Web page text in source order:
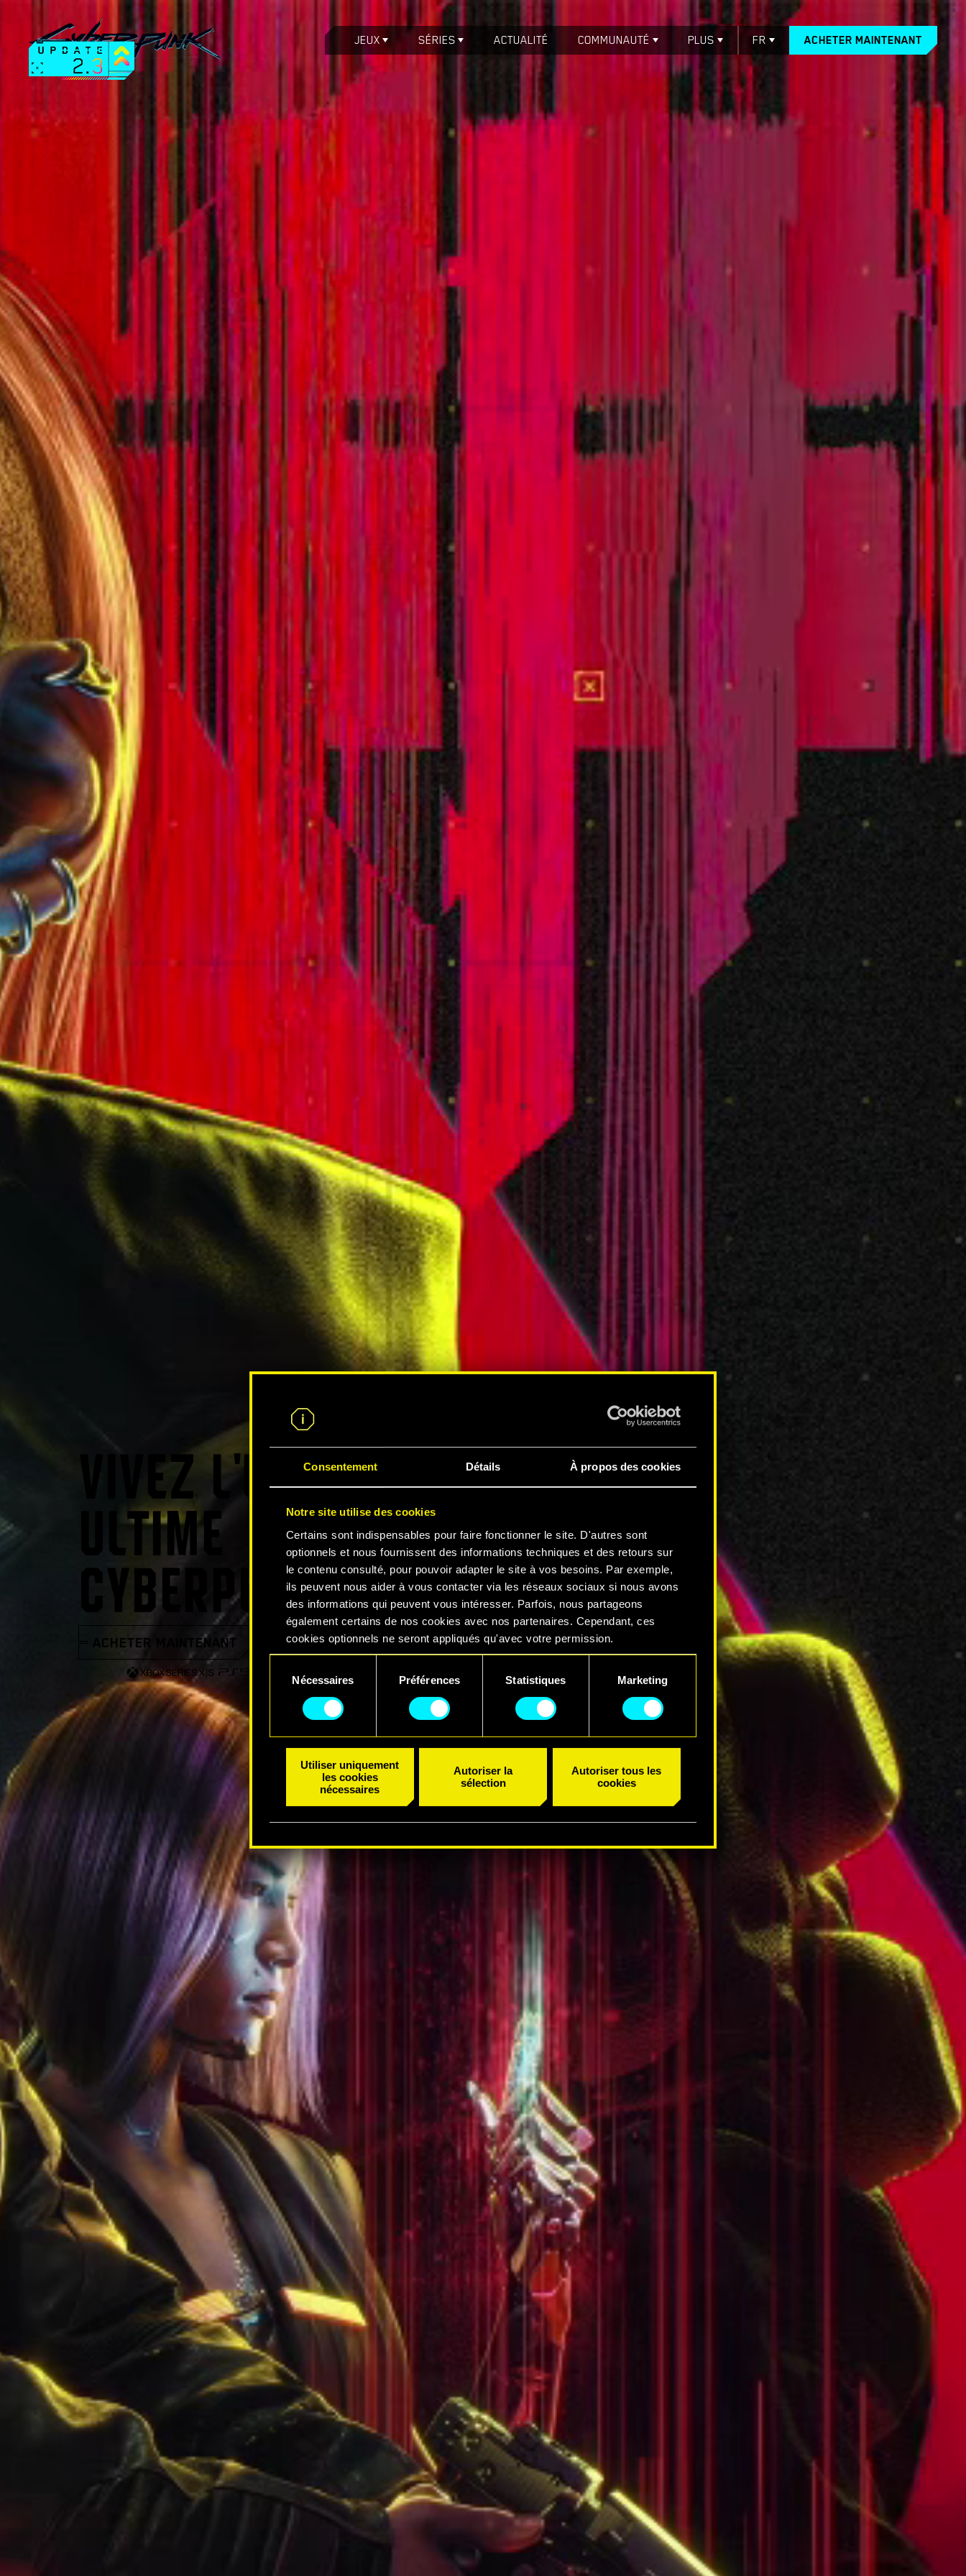
Consentement Détails À propos des cookies
Notre site utilise des cookies
Certains sont indispensables pour faire fonctionner le site. D'autres sont
optionnels et nous fournissent des informations techniques et des retours sur
le contenu consulté, pour pouvoir adapter le site à vos besoins. Par exemple,
ils peuvent nous aider à vous contacter via les réseaux sociaux si nous avons
des informations qui peuvent vous intéresser. Parfois, nous partageons
également certains de nos cookies avec nos partenaires. Cependant, ces
cookies optionnels ne seront appliqués qu'avec votre permission.
Vous pouvez consulter tous les détails sur notre utilisation des cookies et
modifier vos préférences dans le menu "Paramètres" ci-dessous.
consentement
Nécessaires Préférences Statistiques Marketing
Utiliser uniquement
les cookies
nécessaires
Autoriser la
sélection
Autoriser tous les
cookies
JEUX SÉRIES ACTUALITÉ COMMUNAUTÉ PLUS FR ACHETER MAINTENANT
VIVEZ L'EXPÉRIENCE
ULTIME
CYBERPUNK 2077
ACHETER MAINTENANT VOIR LA BANDE-ANNONCE